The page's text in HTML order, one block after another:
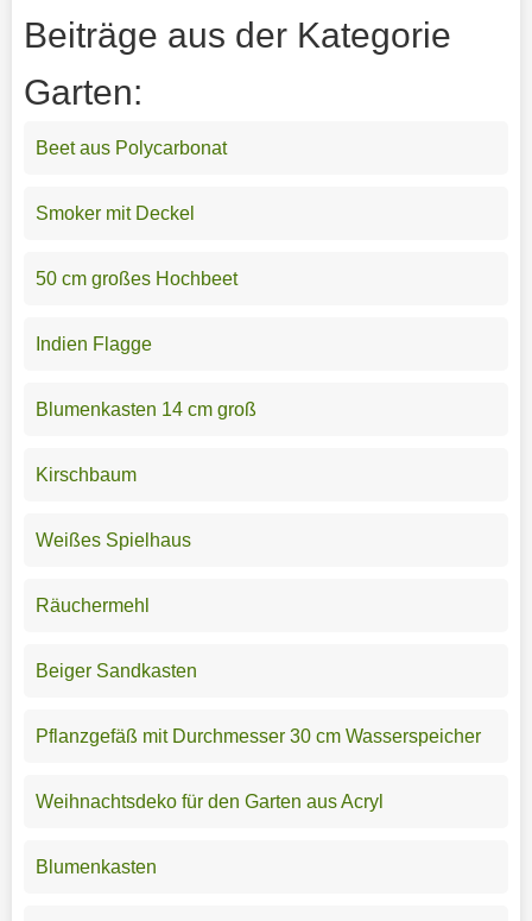
Beiträge aus der Kategorie
Garten:
Beet aus Polycarbonat
Smoker mit Deckel
50 cm großes Hochbeet
Indien Flagge
Blumenkasten 14 cm groß
Kirschbaum
Weißes Spielhaus
Räuchermehl
Beiger Sandkasten
Pflanzgefäß mit Durchmesser 30 cm Wasserspeicher
Weihnachtsdeko für den Garten aus Acryl
Blumenkasten